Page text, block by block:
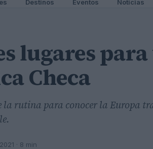
Destinos Eventos Noticias
lugares
Checa
la rutina para conocer la Europa
· 8 min